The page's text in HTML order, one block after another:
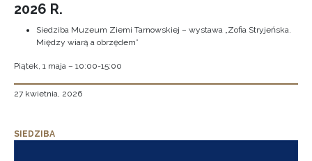
2026 R.
Siedziba Muzeum Ziemi Tarnowskiej – wystawa „Zofia Stryjeńska.
Między wiarą a obrzędem”
Piątek, 1 maja – 10:00-15:00
27 kwietnia, 2026
SIEDZIBA